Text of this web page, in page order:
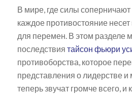
В мире, где силы соперничают
каждое противостояние
для перемен. В этом разделе
последствия тайсон фьюри
противоборства, которое
представления о лидерстве
теперь звучат громче всего, и